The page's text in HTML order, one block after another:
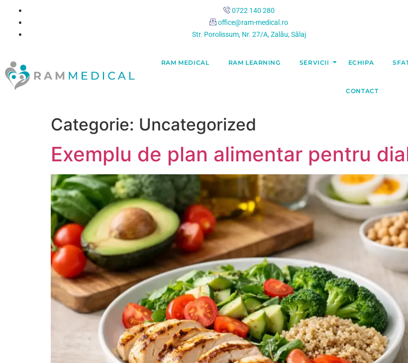
0722 140 280
office@ram-medical.ro
Str. Porolissum, Nr. 27/A, Zalău, Sălaj
RAM MEDICAL RAM LEARNING SERVICII ECHIPA
CONTACT
Categorie: Uncategorized
Exemplu de plan alimentar pentru